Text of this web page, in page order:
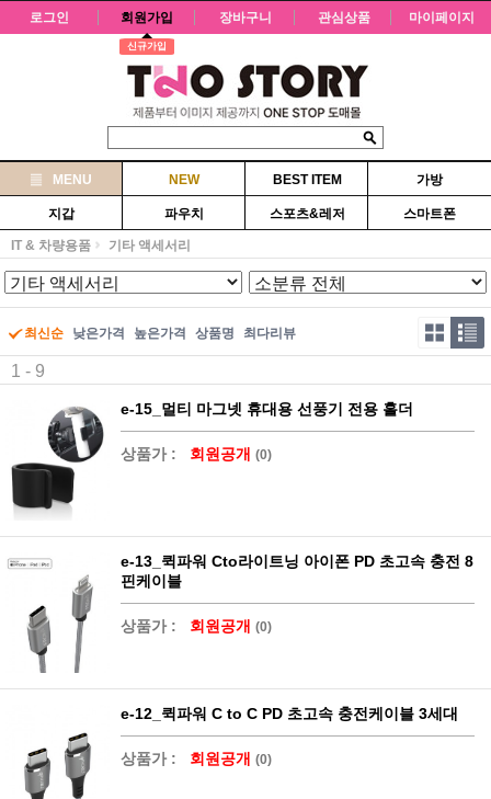
로그인 회원가입
신규가입
장바구니 관심상품 마이페이지
MENU NEW BEST ITEM 가방
지갑 파우치 스포츠&레저 스마트폰
IT & 차량용품 기타 액세서리
최신순 낮은가격 높은가격 상품명 최다리뷰
1 - 9
e-15_멀티 마그넷 휴대용 선풍기 전용 홀더
상품가 : 회원공개 (0)
e-13_퀵파워 Cto라이트닝 아이폰 PD 초고속 충전 8
핀케이블
상품가 : 회원공개 (0)
e-12_퀵파워 C to C PD 초고속 충전케이블 3세대
상품가 : 회원공개 (0)